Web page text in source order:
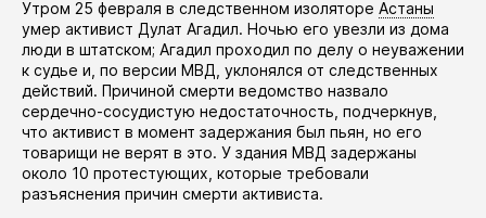
​Утром 25 февраля в следственном изоляторе Астаны
умер активист Дулат Агадил. Ночью его увезли из дома
люди в штатском; Агадил проходил по делу о неуважении
к судье и, по версии МВД, уклонялся от следственных
действий. Причиной смерти ведомство назвало
сердечно-сосудистую недостаточность, подчеркнув,
что активист в момент задержания был пьян, но его
товарищи не верят в это. У здания МВД задержаны
около 10 протестующих, которые требовали
разъяснения причин смерти активиста.